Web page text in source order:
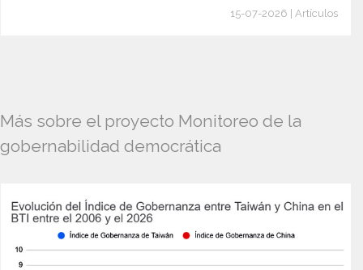
15-07-2026 | Artículos
Más sobre el proyecto Monitoreo de la
gobernabilidad democrática